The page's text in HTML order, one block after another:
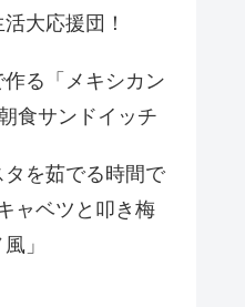
大応援団！
る「メキシカン
食サンドイッチ
タを茹でる時間で
ャベツと叩き梅
」